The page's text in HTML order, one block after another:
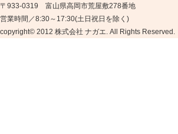
〒933-0319 富山県高岡市荒屋敷278番地
営業時間／8:30～17:30(土日祝日を除く)
copyright© 2012 株式会社 ナガエ. All Rights Reserved.